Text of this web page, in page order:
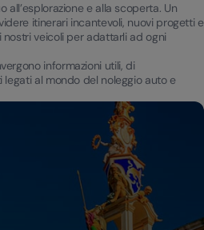
all’esplorazione e alla scoperta. Un
itinerari incantevoli, nuovi progetti e
veicoli per adattarli ad ogni
informazioni utili, di
al mondo del noleggio auto e